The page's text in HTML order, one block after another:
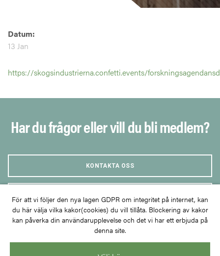
Datum:
13 Jan
https://skogsindustrierna.confetti.events/
Har du frågor eller vill du bli medlem?
KONTAKTA OSS
För att vi följer den nya lagen GDPR om integritet på internet, kan
du här välja vilka kakor(cookies) du vill tillåta. Blockering av kakor
kan påverka din användarupplevelse och det vi har ett erbjuda på
denna site.